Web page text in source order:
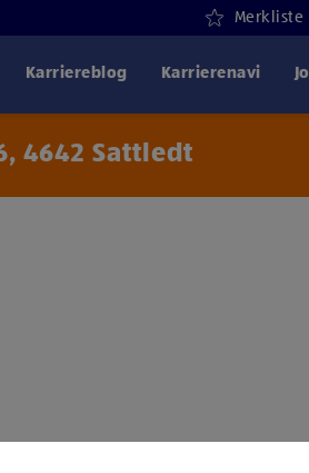
Merkliste
Karriereblog Karrierenavi
4642 Sattledt